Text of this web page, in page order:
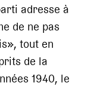
adresse à
de ne pas
tout en
de la
1940, le